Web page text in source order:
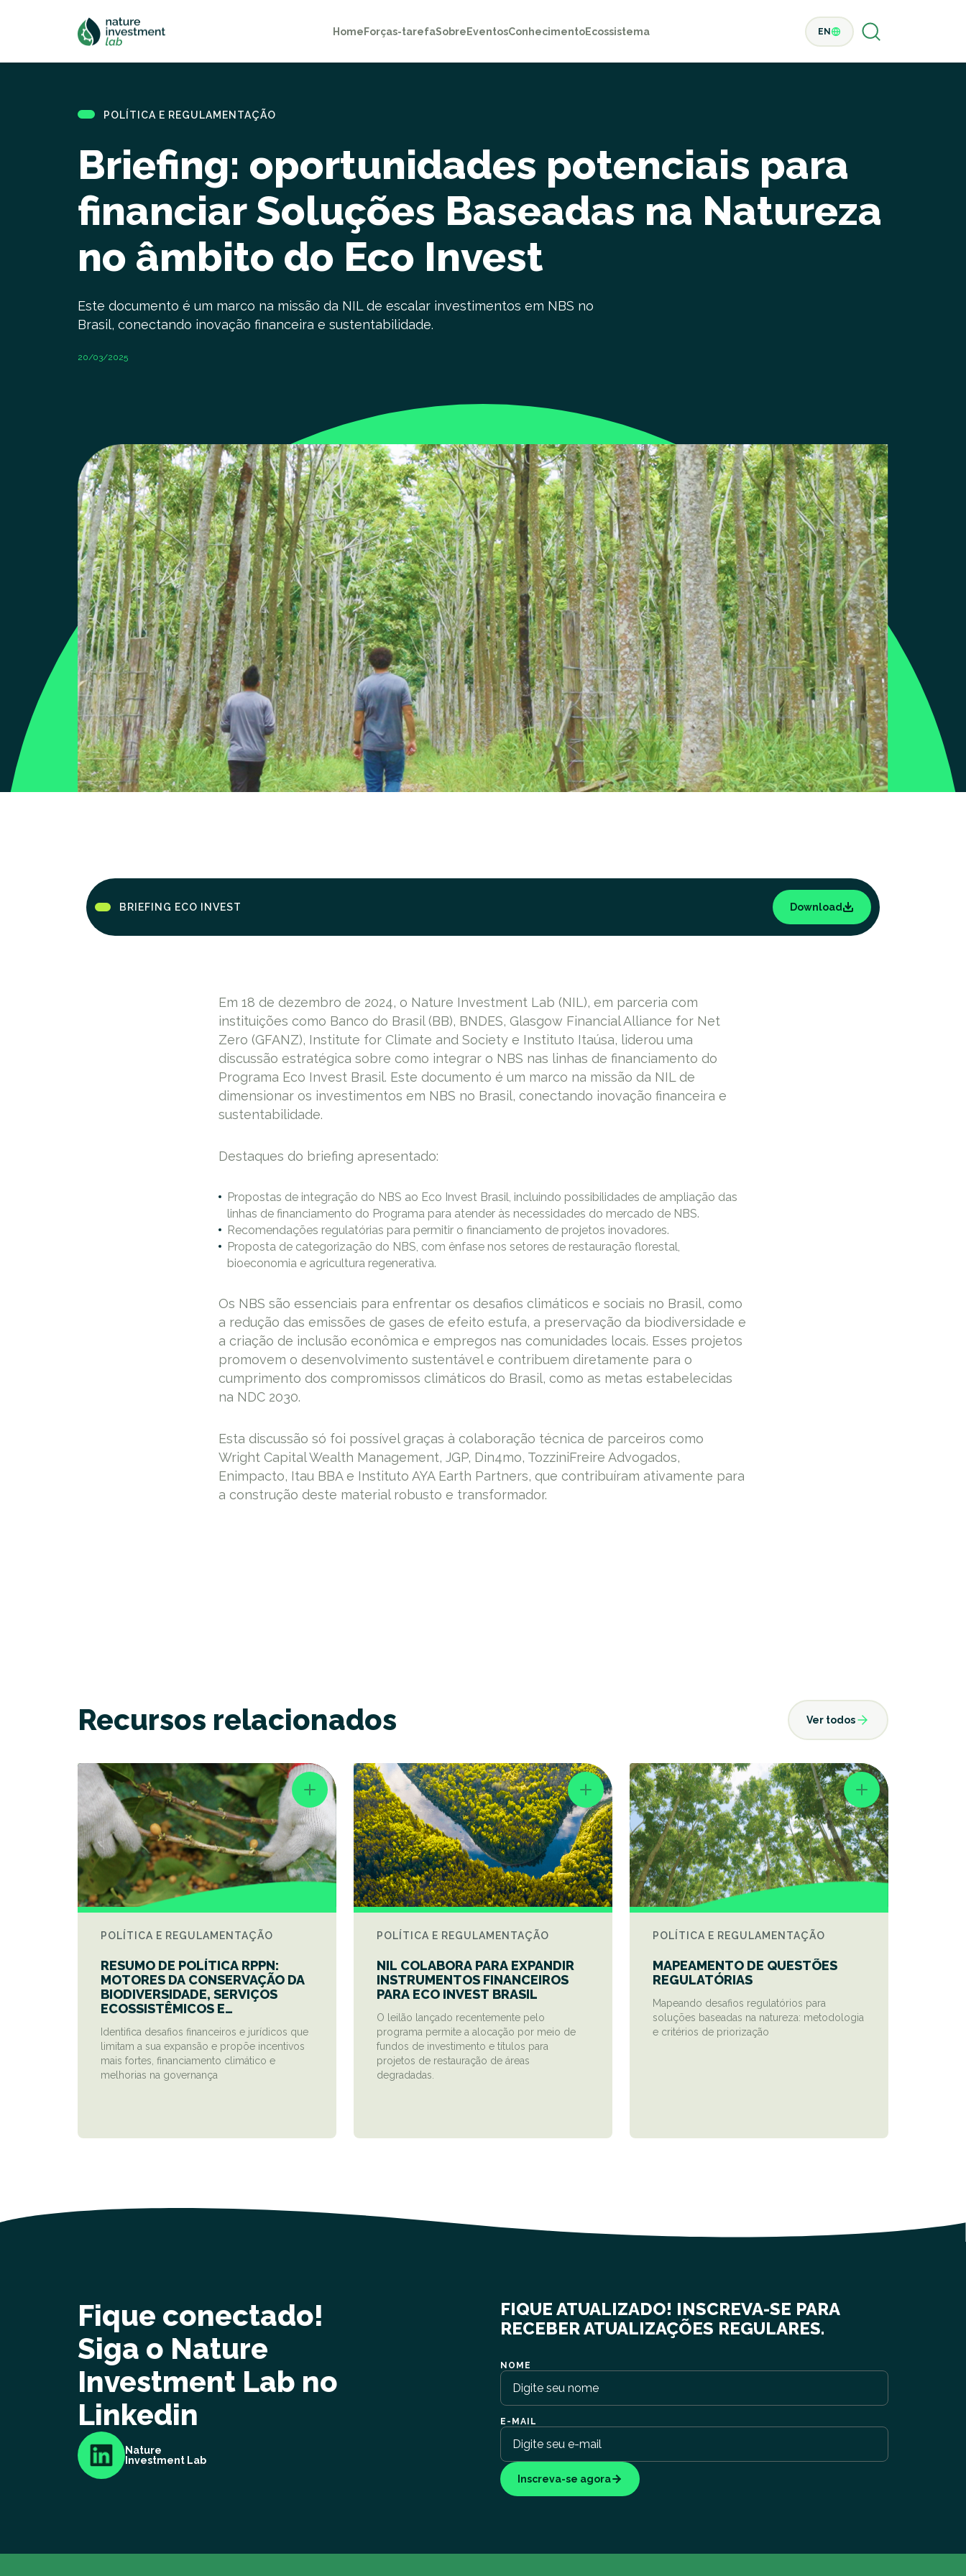
HomeForças-tarefaSobreEventosConhecimentoEcossistema EN
POLÍTICA E REGULAMENTAÇÃO
Briefing: oportunidades potenciais para
financiar Soluções Baseadas na Natureza
no âmbito do Eco Invest
Este documento é um marco na missão da NIL de escalar investimentos em NBS no
Brasil, conectando inovação financeira e sustentabilidade.
20/03/2025
BRIEFING ECO INVEST Download
Em 18 de dezembro de 2024, o Nature Investment Lab (NIL), em parceria com
instituições como Banco do Brasil (BB), BNDES, Glasgow Financial Alliance for Net
Zero (GFANZ), Institute for Climate and Society e Instituto Itaúsa, liderou uma
discussão estratégica sobre como integrar o NBS nas linhas de financiamento do
Programa Eco Invest Brasil. Este documento é um marco na missão da NIL de
dimensionar os investimentos em NBS no Brasil, conectando inovação financeira e
sustentabilidade.
Destaques do briefing apresentado:
Propostas de integração do NBS ao Eco Invest Brasil, incluindo possibilidades de ampliação das
linhas de financiamento do Programa para atender às necessidades do mercado de NBS.
Recomendações regulatórias para permitir o financiamento de projetos inovadores.
Proposta de categorização do NBS, com ênfase nos setores de restauração florestal,
bioeconomia e agricultura regenerativa.
Os NBS são essenciais para enfrentar os desafios climáticos e sociais no Brasil, como
a redução das emissões de gases de efeito estufa, a preservação da biodiversidade e
a criação de inclusão econômica e empregos nas comunidades locais. Esses projetos
promovem o desenvolvimento sustentável e contribuem diretamente para o
cumprimento dos compromissos climáticos do Brasil, como as metas estabelecidas
na NDC 2030.
Esta discussão só foi possível graças à colaboração técnica de parceiros como
Wright Capital Wealth Management, JGP, Din4mo, TozziniFreire Advogados,
Enimpacto, Itau BBA e Instituto AYA Earth Partners, que contribuíram ativamente para
a construção deste material robusto e transformador.
Recursos relacionados Ver todos
POLÍTICA E REGULAMENTAÇÃO
RESUMO DE POLÍTICA RPPN:
MOTORES DA CONSERVAÇÃO DA
BIODIVERSIDADE, SERVIÇOS
ECOSSISTÊMICOS E
NATURE INVESTMENT LAB
Identifica desafios financeiros e jurídicos que
limitam a sua expansão e propõe incentivos
mais fortes, financiamento climático e
melhorias na governança
POLÍTICA E REGULAMENTAÇÃO
NIL COLABORA PARA EXPANDIR
INSTRUMENTOS FINANCEIROS
PARA ECO INVEST BRASIL
O leilão lançado recentemente pelo
programa permite a alocação por meio de
fundos de investimento e títulos para
projetos de restauração de áreas
degradadas.
POLÍTICA E REGULAMENTAÇÃO
MAPEAMENTO DE QUESTÕES
REGULATÓRIAS
Mapeando desafios regulatórios para
soluções baseadas na natureza: metodologia
e critérios de priorização
Fique conectado!
Siga o Nature
Investment Lab no
Linkedin
Nature
Investment Lab
FIQUE ATUALIZADO! INSCREVA-SE PARA
RECEBER ATUALIZAÇÕES REGULARES.
NOME
E-MAIL
Inscreva-se agora